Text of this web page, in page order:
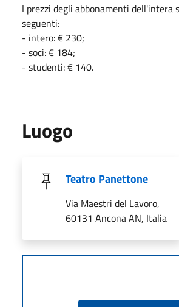
I prezzi degli abbonamenti dell'intera
seguenti:
- intero: € 230;
- soci: € 184;
- studenti: € 140.
Luogo
Teatro Panettone
Via Maestri del Lavoro,
60131 Ancona AN, Italia